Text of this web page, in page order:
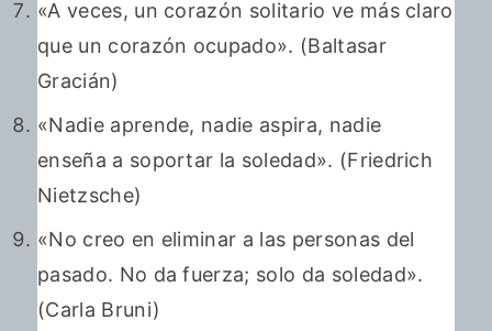
«A veces, un corazón solitario ve más claro
que un corazón ocupado». (Baltasar
Gracián)
«Nadie aprende, nadie aspira, nadie
enseña a soportar la soledad». (Friedrich
Nietzsche)
«No creo en eliminar a las personas del
pasado. No da fuerza; solo da soledad».
(Carla Bruni)